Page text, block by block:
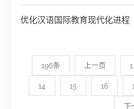
优化汉语国际教育现代化进程
196条 上一页 1
14 15 16